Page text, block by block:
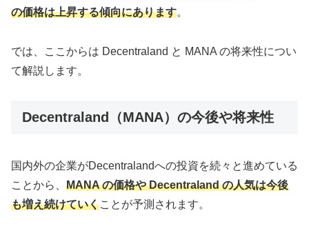
の価格は上昇する傾向にあります。
では、ここからは Decentraland と MANA の将来性につい
て解説します。
Decentraland（MANA）の今後や将来性
国内外の企業がDecentralandへの投資を続々と進めている
ことから、 MANA の価格や Decentraland の人気は今後
も増え続けていくことが予測されます。